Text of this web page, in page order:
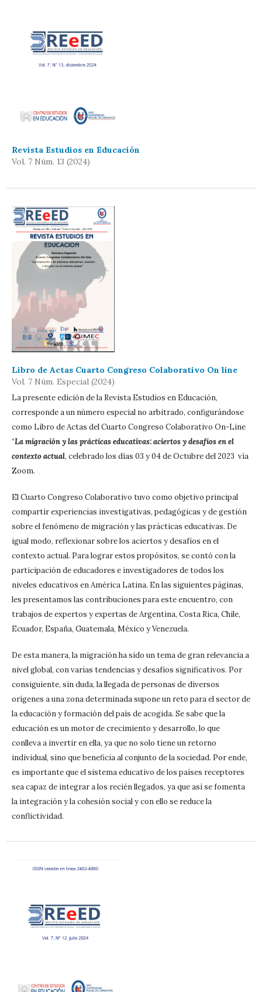
Revista Estudios en Educación
Vol. 7 Núm. 13 (2024)
Libro de Actas Cuarto Congreso Colaborativo On line
Vol. 7 Núm. Especial (2024)
La presente edición de la Revista Estudios en Educación,
corresponde a un número especial no arbitrado, configurándose
como Libro de Actas del Cuarto Congreso Colaborativo On-Line
“La migración y las prácticas educativas: aciertos y desafíos en el
contexto actual, celebrado los días 03 y 04 de Octubre del 2023 vía
Zoom.
El Cuarto Congreso Colaborativo tuvo como objetivo principal
compartir experiencias investigativas, pedagógicas y de gestión
sobre el fenómeno de migración y las prácticas educativas. De
igual modo, reflexionar sobre los aciertos y desafíos en el
contexto actual. Para lograr estos propósitos, se contó con la
participación de educadores e investigadores de todos los
niveles educativos en América Latina. En las siguientes páginas,
les presentamos las contribuciones para este encuentro, con
trabajos de expertos y expertas de Argentina, Costa Rica, Chile,
Ecuador, España, Guatemala, México y Venezuela.
De esta manera, la migración ha sido un tema de gran relevancia a
nivel global, con varias tendencias y desafíos significativos. Por
consiguiente, sin duda, la llegada de personas de diversos
orígenes a una zona determinada supone un reto para el sector de
la educación y formación del país de acogida. Se sabe que la
educación es un motor de crecimiento y desarrollo, lo que
conlleva a invertir en ella, ya que no solo tiene un retorno
individual, sino que beneficia al conjunto de la sociedad. Por ende,
es importante que el sistema educativo de los países receptores
sea capaz de integrar a los recién llegados, ya que así se fomenta
la integración y la cohesión social y con ello se reduce la
conflictividad.